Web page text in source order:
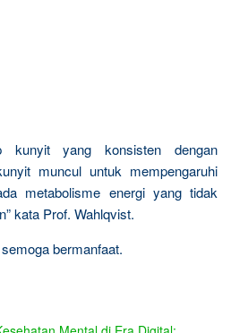
kunyit yang konsisten dengan
muncul untuk mempengaruhi
metabolisme energi yang tidak
kata Prof. Wahlqvist.
bermanfaat.